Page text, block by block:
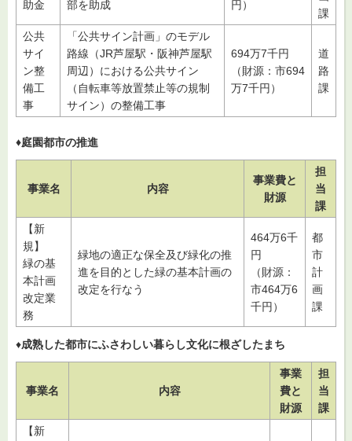
助金
部を助成
円）
課
公共
サイ
ン整
備工
事
「公共サイン計画」のモデル
路線（JR芦屋駅・阪神芦屋駅
周辺）における公共サイン
（自転車等放置禁止等の規制
サイン）の整備工事
694万7千円
（財源：市694
万7千円）
道
路
課
♦庭園都市の推進
事業名 内容
事業費と
財源
担
当
課
【新
規】
緑の基
本計画
改定業
務
緑地の適正な保全及び緑化の推
進を目的とした緑の基本計画の
改定を行なう
464万6千
円
（財源：
市464万6
千円）
都
市
計
画
課
♦成熟した都市にふさわしい暮らし文化に根ざしたまち
事業名 内容
事業
費と
財源
担
当
課
【新